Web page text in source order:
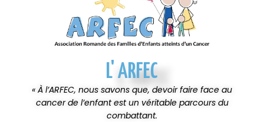
L' ARFEC
« À l’ARFEC, nous savons que, devoir faire face au
cancer de l’enfant est un véritable parcours du
combattant.